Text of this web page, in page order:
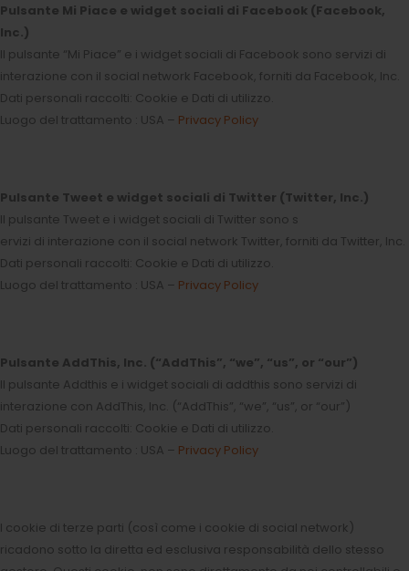
Pulsante Mi Piace e widget sociali di Facebook (Facebook,
Inc.)
Il pulsante “Mi Piace” e i widget sociali di Facebook sono servizi di
interazione con il social network Facebook, forniti da Facebook, Inc.
Dati personali raccolti: Cookie e Dati di utilizzo.
Luogo del trattamento : USA – Privacy Policy
Pulsante Tweet e widget sociali di Twitter (Twitter, Inc.)
Il pulsante Tweet e i widget sociali di Twitter sono s
ervizi di interazione con il social network Twitter, forniti da Twitter, Inc.
Dati personali raccolti: Cookie e Dati di utilizzo.
Luogo del trattamento : USA – Privacy Policy
Pulsante AddThis, Inc. (“AddThis”, “we”, “us”, or “our”)
Il pulsante Addthis e i widget sociali di addthis sono servizi di
interazione con AddThis, Inc. (“AddThis”, “we”, “us”, or “our”)
Dati personali raccolti: Cookie e Dati di utilizzo.
Luogo del trattamento : USA – Privacy Policy
I cookie di terze parti (così come i cookie di social network)
ricadono sotto la diretta ed esclusiva responsabilità dello stesso